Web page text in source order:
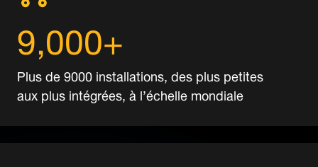
9,000+
Plus de 9000 installations, des plus petites
aux plus intégrées, à l’échelle mondiale